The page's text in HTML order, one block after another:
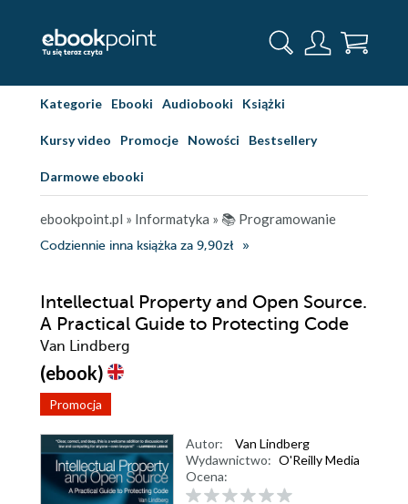
Kategorie Ebooki Audiobooki Książki
Kursy video Promocje Nowości Bestsellery
Darmowe ebooki
ebookpoint.pl » Informatyka » 📚 Programowanie
Codziennie inna książka za 9,90zł
Intellectual Property and Open Source.
A Practical Guide to Protecting Code
Van Lindberg
(ebook)
Promocja
Autor:
Van Lindberg
Wydawnictwo: O'Reilly Media
Ocena: